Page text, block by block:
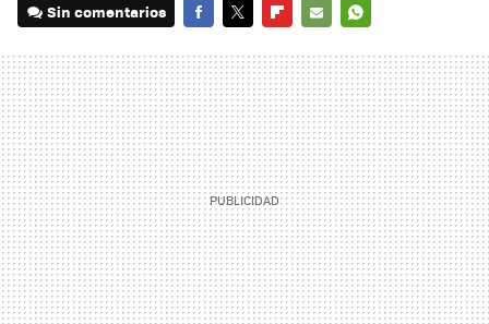
Sin comentarios
MAIL